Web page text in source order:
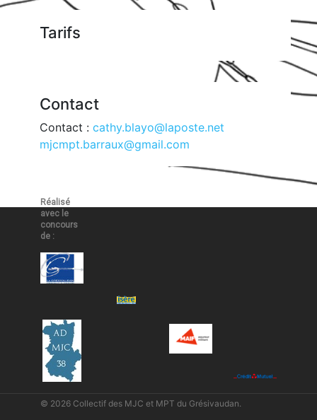
Tarifs
Contact
Contact :cathy.blayo@laposte.net
mjcmpt.barraux@gmail.com
Réalisé
avec le
concours
de :
© 2026 Collectif des MJC et MPT du Grésivaudan.